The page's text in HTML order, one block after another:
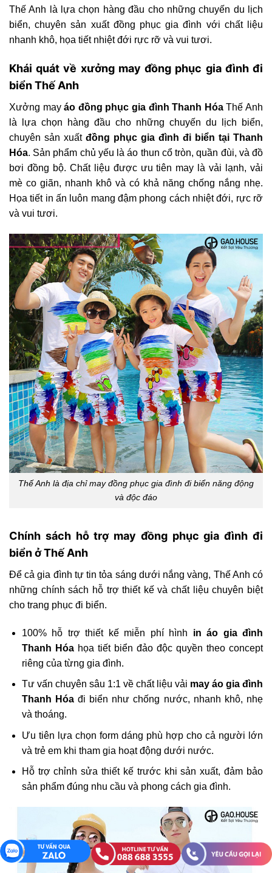
Thế Anh là lựa chọn hàng đầu cho những chuyến du lịch
biển, chuyên sản xuất đồng phục gia đình với chất liệu
nhanh khô, họa tiết nhiệt đới rực rỡ và vui tươi.
Khái quát về xưởng may đồng phục gia đình đi
biển Thế Anh
Xưởng mayáo đồng phục gia đình Thanh HóaThế Anh
là lựa chọn hàng đầu cho những chuyến du lịch biển,
chuyên sản xuất đồng phục gia đình đi biển tại Thanh
Hóa. Sản phẩm chủ yếu là áo thun cổ tròn, quần đùi, và đồ
bơi đồng bộ. Chất liệu được ưu tiên may là vải lạnh, vải
mè co giãn, nhanh khô và có khả năng chống nắng nhẹ.
Họa tiết in ấn luôn mang đậm phong cách nhiệt đới, rực rỡ
và vui tươi.
Thế Anh là địa chỉ may đồng phục gia đình đi biển năng động
và độc đáo
Chính sách hỗ trợ may đồng phục gia đình đi
biển ở Thế Anh
Để cả gia đình tự tin tỏa sáng dưới nắng vàng, Thế Anh có
những chính sách hỗ trợ thiết kế và chất liệu chuyên biệt
cho trang phục đi biển.
100% hỗ trợ thiết kế miễn phí hình in áo gia đình
Thanh Hóahọa tiết biển đảo độc quyền theo concept
riêng của từng gia đình.
Tư vấn chuyên sâu 1:1 về chất liệu vải may áo gia đình
Thanh Hóađi biển như chống nước, nhanh khô, nhẹ
và thoáng.
Ưu tiên lựa chọn form dáng phù hợp cho cả người lớn
và trẻ em khi tham gia hoạt động dưới nước.
Hỗ trợ chỉnh sửa thiết kế trước khi sản xuất, đảm bảo
sản phẩm đúng nhu cầu và phong cách gia đình.